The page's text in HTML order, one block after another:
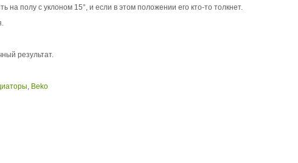
на полу с уклоном 15°, и если в этом положении его кто-то толкнет.
результат.
, Beko